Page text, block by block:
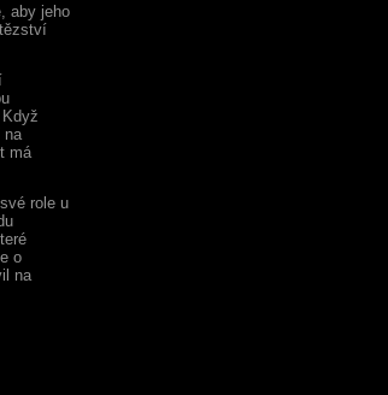
aby jeho
na
má
role u
o
na